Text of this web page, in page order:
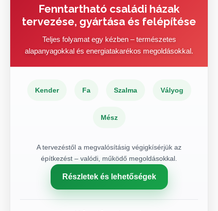
Fenntartható családi házak
tervezése, gyártása és felépítése
Teljes folyamat egy kézben – természetes
alapanyagokkal és energiatakarékos megoldásokkal.
Kender Fa Szalma Vályog
Mész
A tervezéstől a megvalósításig végigkísérjük az
építkezést – valódi, működő megoldásokkal.
Részletek és lehetőségek